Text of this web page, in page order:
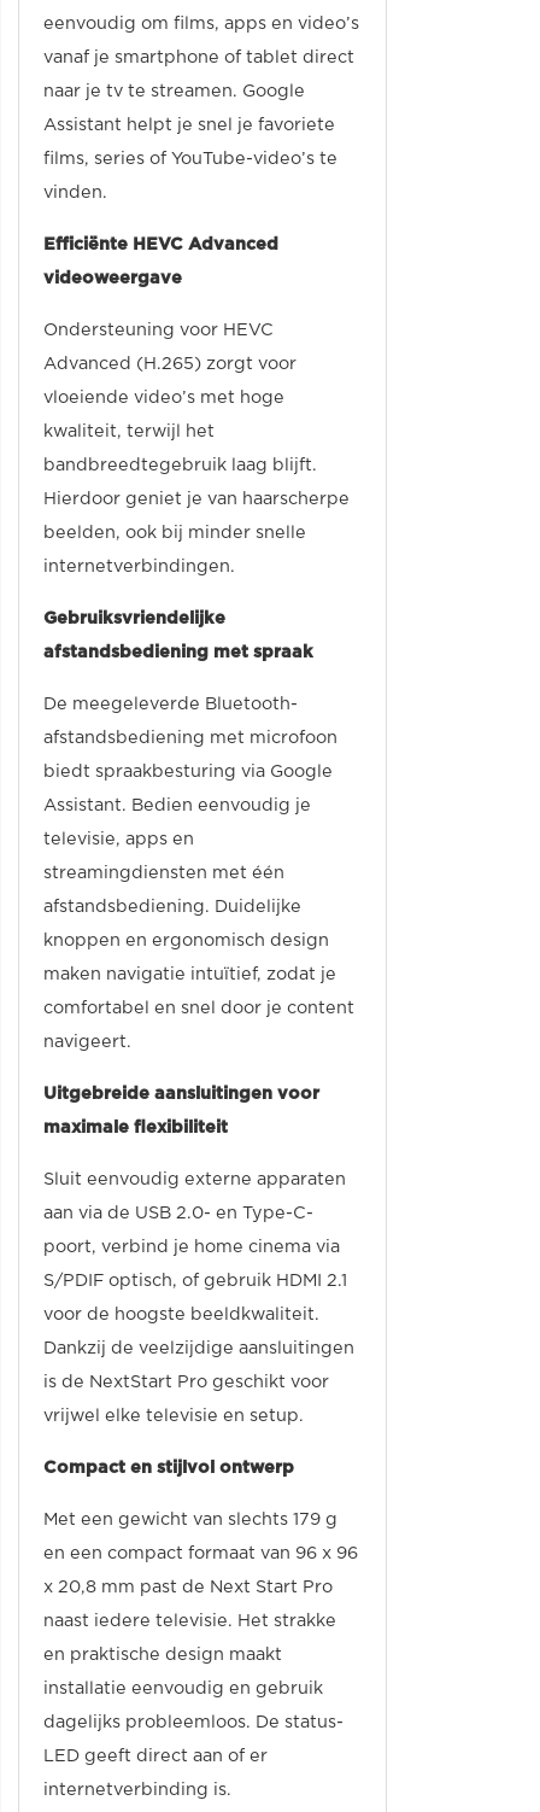
eenvoudig om films, apps en video’s
vanaf je smartphone of tablet direct
naar je tv te streamen. Google
Assistant helpt je snel je favoriete
films, series of YouTube-video’s te
vinden.
Efficiënte HEVC Advanced
videoweergave
Ondersteuning voor HEVC
Advanced (H.265) zorgt voor
vloeiende video’s met hoge
kwaliteit, terwijl het
bandbreedtegebruik laag blijft.
Hierdoor geniet je van haarscherpe
beelden, ook bij minder snelle
internetverbindingen.
Gebruiksvriendelijke
afstandsbediening met spraak
De meegeleverde Bluetooth-
afstandsbediening met microfoon
biedt spraakbesturing via Google
Assistant. Bedien eenvoudig je
televisie, apps en
streamingdiensten met één
afstandsbediening. Duidelijke
knoppen en ergonomisch design
maken navigatie intuïtief, zodat je
comfortabel en snel door je content
navigeert.
Uitgebreide aansluitingen voor
maximale flexibiliteit
Sluit eenvoudig externe apparaten
aan via de USB 2.0- en Type-C-
poort, verbind je home cinema via
S/PDIF optisch, of gebruik HDMI 2.1
voor de hoogste beeldkwaliteit.
Dankzij de veelzijdige aansluitingen
is de NextStart Pro geschikt voor
vrijwel elke televisie en setup.
Compact en stijlvol ontwerp
Met een gewicht van slechts 179 g
en een compact formaat van 96 x 96
x 20,8 mm past de Next Start Pro
naast iedere televisie. Het strakke
en praktische design maakt
installatie eenvoudig en gebruik
dagelijks probleemloos. De status-
LED geeft direct aan of er
internetverbinding is.